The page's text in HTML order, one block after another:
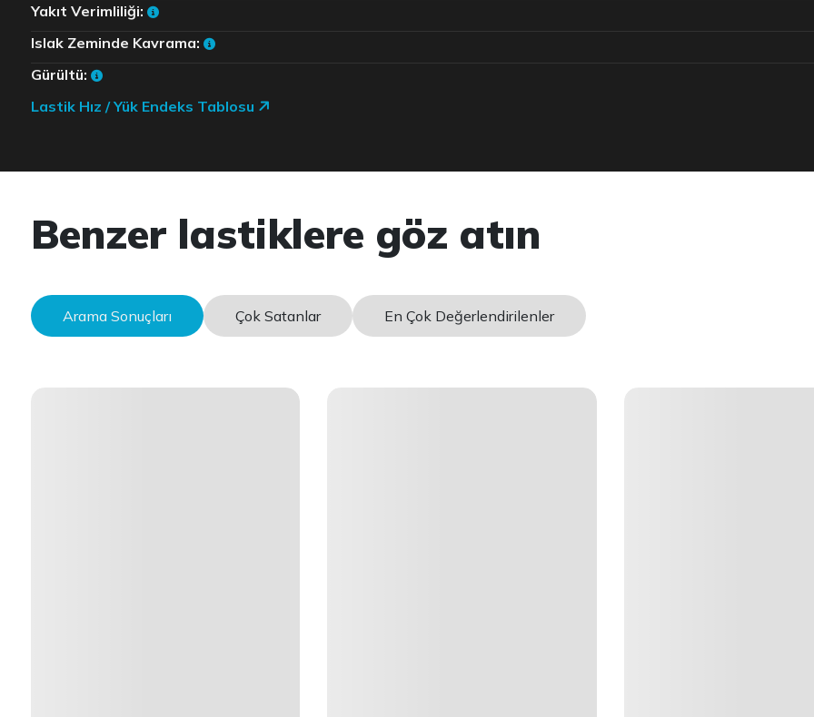
Yakıt Verimliliği:
Islak Zeminde Kavrama:
Gürültü:
Lastik Hız / Yük Endeks Tablosu
Benzer lastiklere göz atın
Arama Sonuçları Çok Satanlar En Çok Değerlendirilenler